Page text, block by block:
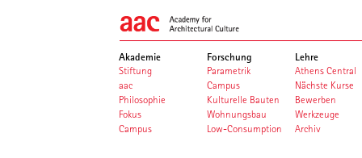
Akademie
Stiftung
aac
Philosophie
Fokus
Campus
Forschung
Parametrik
Campus
Kulturelle Bauten
Wohnungsbau
Low-Consumption
Lehre
Athens Central
Nächste Kurse
Bewerben
Werkzeuge
Archiv